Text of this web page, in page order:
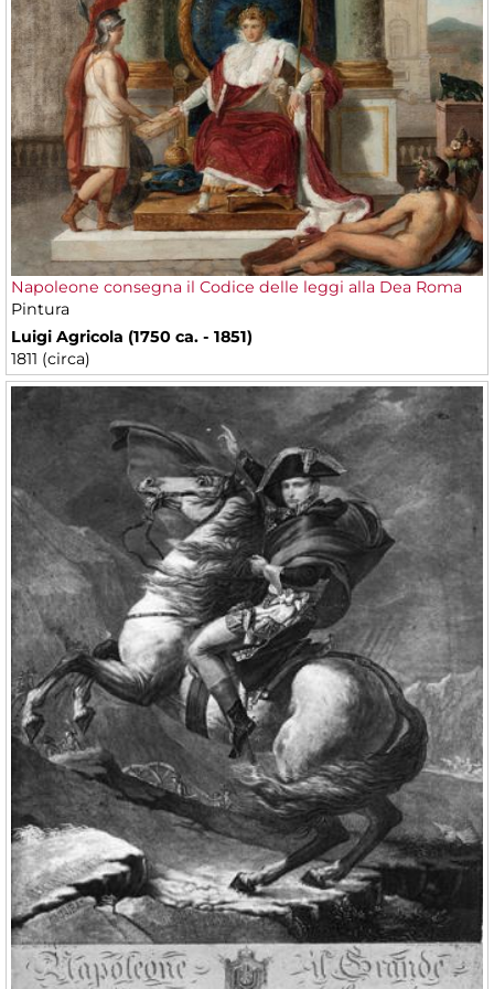
Napoleone consegna il Codice delle leggi alla Dea Roma
Pintura
Luigi Agricola (1750 ca. - 1851)
1811 (circa)